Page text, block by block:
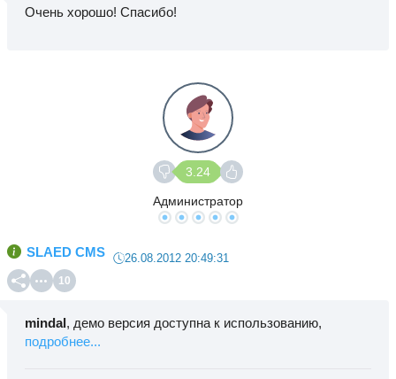
Очень хорошо! Спасибо!
3.24
Администратор
SLAED CMS 26.08.2012 20:49:31
10
mindal, демо версия доступна к использованию,
подробнее...